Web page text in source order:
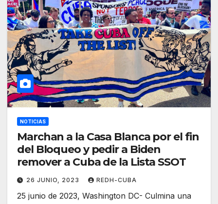
NOTICIAS
Marchan a la Casa Blanca por el fin
del Bloqueo y pedir a Biden
remover a Cuba de la Lista SSOT
26 JUNIO, 2023 REDH-CUBA
25 junio de 2023, Washington DC- Culmina una